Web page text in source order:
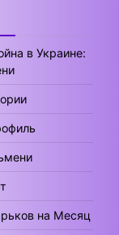
в Украине:
на Месяц